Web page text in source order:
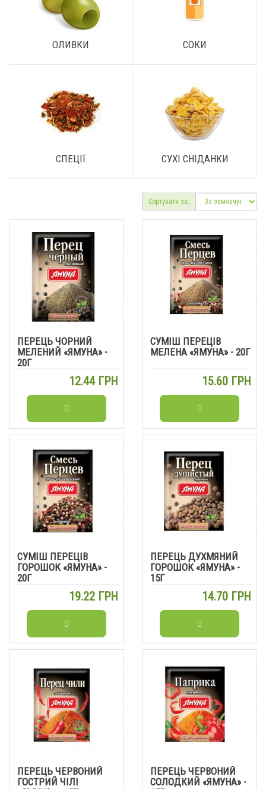
ОЛИВКИ СОКИ
СПЕЦІЇ СУХІ СНІДАНКИ
Сортувати за:
ПЕРЕЦЬ ЧОРНИЙ
МЕЛЕНИЙ «ЯМУНА» -
20Г
12.44 ГРН
СУМІШ ПЕРЕЦІВ
МЕЛЕНА «ЯМУНА» - 20Г
15.60 ГРН
СУМІШ ПЕРЕЦІВ
ГОРОШОК «ЯМУНА» -
20Г
19.22 ГРН
ПЕРЕЦЬ ДУХМЯНИЙ
ГОРОШОК «ЯМУНА» -
15Г
14.70 ГРН
ПЕРЕЦЬ ЧЕРВОНИЙ
ГОСТРИЙ ЧІЛІ
ПЕРЕЦЬ ЧЕРВОНИЙ
СОЛОДКИЙ «ЯМУНА» -